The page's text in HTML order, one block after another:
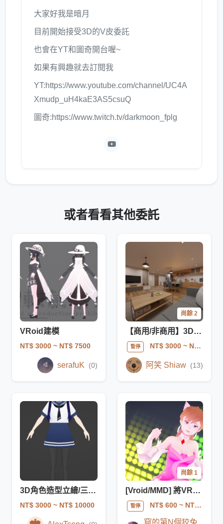
大家好我是暗月
目前開始接受3D的V皮委託
也會在YT和圖奇開台喔~
如果有興趣就去訂閱我
YT:https://www.youtube.com/channel/UC4A
Xmudp_uH4kaE3AS5csuQ
圖奇:https://www.twitch.tv/darkmoon_fplg
或者看看其他委託
VRoid建模
NT$ 3000 ~ NT$ 7500
serafuK (0)
尚餘 2
【商用/非商用】3D場景渲染
暫停 NT$ 3000~ NT$ 10000
阿笑 Shiaw (13)
3D角色造型立繪/三視圖+服裝細節
NT$ 3000 ~ NT$ 10000
尚餘 1
[Vroid/MMD] 將VRM轉為MMD可用的PMX模型
暫停 NT$ 600~ NT$ 2000
窟的第N個狡兔